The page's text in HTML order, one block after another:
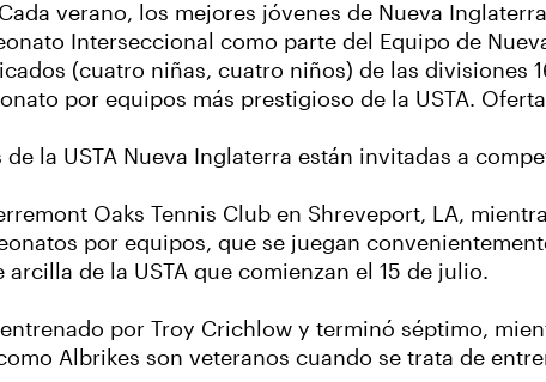
verano, los mejores jóvenes de Nueva
Interseccional como parte del Equipo de
(cuatro niñas, cuatro niños) de las divisiones
por equipos más prestigioso de la USTA.
de la USTA Nueva Inglaterra están invitadas a
Oaks Tennis Club en Shreveport, LA,
por equipos, que se juegan
de la USTA que comienzan el 15 de julio.
por Troy Crichlow y terminó séptimo,
Albrikes son veteranos cuando se trata de